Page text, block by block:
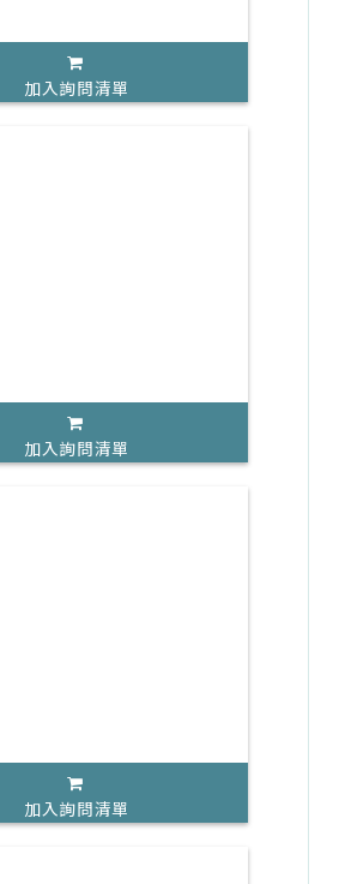
加入詢問清單
加入詢問清單
加入詢問清單